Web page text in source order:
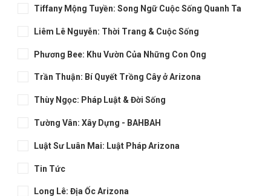
Tiffany Mộng Tuyền: Song Ngữ Cuộc Sống Quanh Ta
Liêm Lê Nguyễn: Thời Trang & Cuộc Sống
Phương Bee: Khu Vườn Của Những Con Ong
Trần Thuận: Bí Quyết Trồng Cây ở Arizona
Thùy Ngọc: Pháp Luật & Đời Sống
Tường Vân: Xây Dựng - BAHBAH
Luật Sư Luân Mai: Luật Pháp Arizona
Tin Tức
Long Lê: Địa Ốc Arizona